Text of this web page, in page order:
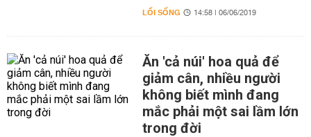
LỐI SỐNG 14:58 | 06/06/2019
Ăn 'cả núi' hoa quả để
giảm cân, nhiều người
không biết mình đang
mắc phải một sai lầm lớn
trong đời